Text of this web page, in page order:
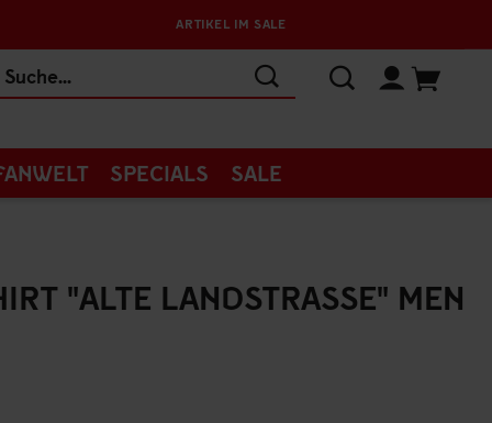
ARTIKEL IM SALE
SPECIALS SALE
"ALTE LANDSTRASSE" MEN